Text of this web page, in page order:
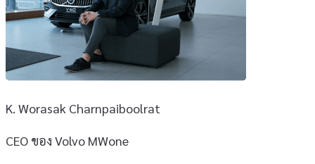
K. Worasak Charnpaiboolrat
CEO ของ Volvo MWone